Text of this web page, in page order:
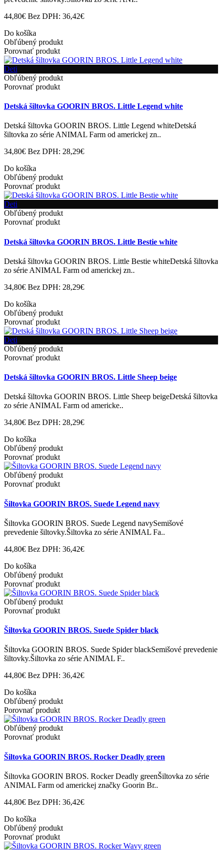
44,80€ Bez DPH: 36,42€
Do košíka
Obľúbený produkt
Porovnať produkt
Deti
Obľúbený produkt
Porovnať produkt
Detská šiltovka GOORIN BROS. Little Legend white
Detská šiltovka GOORIN BROS. Little Legend whiteDetská
šiltovka zo série ANIMAL Farm od americkej zn..
34,80€ Bez DPH: 28,29€
Do košíka
Obľúbený produkt
Porovnať produkt
Deti
Obľúbený produkt
Porovnať produkt
Detská šiltovka GOORIN BROS. Little Bestie white
Detská šiltovka GOORIN BROS. Little Bestie whiteDetská šiltovka
zo série ANIMAL Farm od americkej zn..
34,80€ Bez DPH: 28,29€
Do košíka
Obľúbený produkt
Porovnať produkt
Deti
Obľúbený produkt
Porovnať produkt
Detská šiltovka GOORIN BROS. Little Sheep beige
Detská šiltovka GOORIN BROS. Little Sheep beigeDetská šiltovka
zo série ANIMAL Farm od americke..
34,80€ Bez DPH: 28,29€
Do košíka
Obľúbený produkt
Porovnať produkt
Obľúbený produkt
Porovnať produkt
Šiltovka GOORIN BROS. Suede Legend navy
Šiltovka GOORIN BROS. Suede Legend navySemišové
prevedenie šiltovky.Šiltovka zo série ANIMAL Fa..
44,80€ Bez DPH: 36,42€
Do košíka
Obľúbený produkt
Porovnať produkt
Obľúbený produkt
Porovnať produkt
Šiltovka GOORIN BROS. Suede Spider black
Šiltovka GOORIN BROS. Suede Spider blackSemišové prevedenie
šiltovky.Šiltovka zo série ANIMAL F..
44,80€ Bez DPH: 36,42€
Do košíka
Obľúbený produkt
Porovnať produkt
Obľúbený produkt
Porovnať produkt
Šiltovka GOORIN BROS. Rocker Deadly green
Šiltovka GOORIN BROS. Rocker Deadly greenŠiltovka zo série
ANIMAL Farm od americkej značky Goorin Br..
44,80€ Bez DPH: 36,42€
Do košíka
Obľúbený produkt
Porovnať produkt